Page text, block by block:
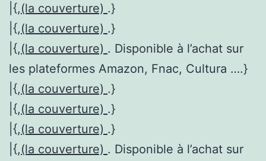
|{,(la couverture) .}
|{,(la couverture) .}
|{,(la couverture) . Disponible à l’achat sur
les plateformes Amazon, Fnac, Cultura ….}
|{,(la couverture) .}
|{,(la couverture) .}
|{,(la couverture) .}
|{,(la couverture) . Disponible à l’achat sur